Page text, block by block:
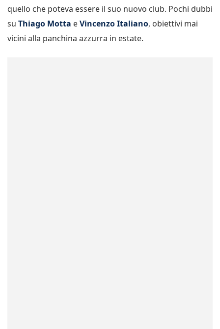
quello che poteva essere il suo nuovo club. Pochi dubbi
su Thiago Motta eVincenzo Italiano, obiettivi mai
vicini alla panchina azzurra in estate.